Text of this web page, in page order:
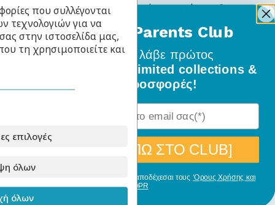
Τα μοναδικά σχέδια τους είναι αυτά που θα σας
κάνουν να τα ξεχωρίσετε και να τα λατρέψετε!
που συλλέγονται
τεχνολογιών για να
στην ιστοσελίδα μας,
τη χρησιμοποιείτε και
επιλογές
όλων
όλων
BabyLlama Parents Club
Γίνε μέλοςκαι λάβε πρώτος
όλα τα νέα σχέδια, limited collections &
ειδικές προσφορές!
[ΘΕΛΩ ΝΑ ΜΠΩ ΣΤΟ CLUB]
Με την εγγραφή σου, δηλώνεις ότι αποδέχεσαι τους ‘Ορους Χρήσης και
GDPR